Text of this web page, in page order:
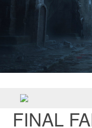
FINAL